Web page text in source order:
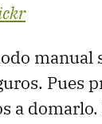
manual
Pues
a